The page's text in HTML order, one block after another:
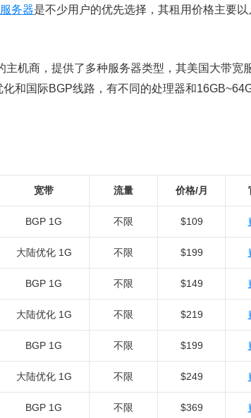
务器是不少用户的优先选择，其租用价格主要以
机商，提供了多种服务器类型，其美国大带宽
和国际BGP线路，有不同的处理器和
宽带 流量 价格/月
BGP 1G 不限 $109
大陆优化 1G 不限 $199
BGP 1G 不限 $149
大陆优化 1G 不限 $219
BGP 1G 不限 $199
大陆优化 1G 不限 $249
BGP 1G 不限 $369